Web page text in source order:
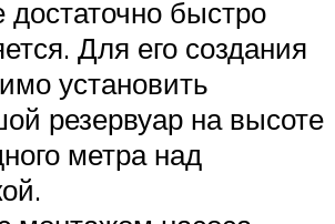
достаточно быстро
Для его создания
установить
резервуар на высоте
метра над